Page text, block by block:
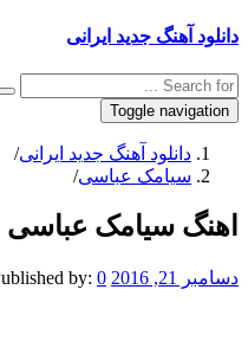
دانلود آهنگ جدید ایرانی
Toggle navigation
دانلود آهنگ جدید ایرانی/
سیامک عباسی/
اهنگ سیامک
دسامبر 21, 2016 by: 0